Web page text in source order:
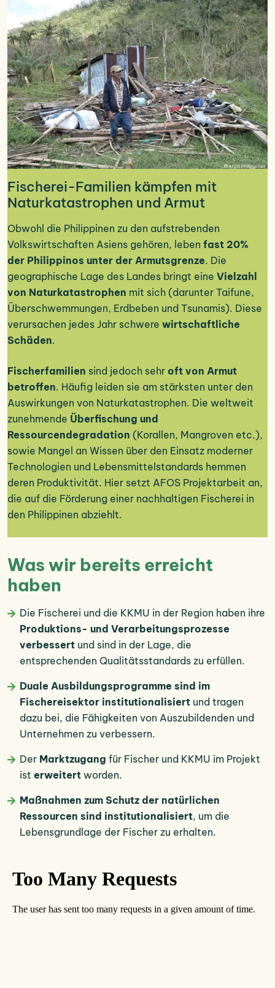
Fischerei-Familien kämpfen mit
Naturkatastrophen und Armut
Obwohl die Philippinen zu den aufstrebenden
Volkswirtschaften Asiens gehören, leben fast 20%
der Philippinos unter der Armutsgrenze. Die
geographische Lage des Landes bringt eine Vielzahl
von Naturkatastrophen mit sich (darunter Taifune,
Überschwemmungen, Erdbeben und Tsunamis). Diese
verursachen jedes Jahr schwere wirtschaftliche
Schäden.
Fischerfamilien sind jedoch sehr oft von Armut
betroffen. Häufig leiden sie am stärksten unter den
Auswirkungen von Naturkatastrophen. Die weltweit
zunehmende Überfischung und
Ressourcendegradation (Korallen, Mangroven etc.),
sowie Mangel an Wissen über den Einsatz moderner
Technologien und Lebensmittelstandards hemmen
deren Produktivität. Hier setzt AFOS Projektarbeit an,
die auf die Förderung einer nachhaltigen Fischerei in
den Philippinen abziehlt.
Was wir bereits erreicht
haben
Die Fischerei und die KKMU in der Region haben ihre
Produktions- und Verarbeitungsprozesse
verbessert und sind in der Lage, die
entsprechenden Qualitätsstandards zu erfüllen.
Duale Ausbildungsprogramme sind im
Fischereisektor institutionalisiert und tragen
dazu bei, die Fähigkeiten von Auszubildenden und
Unternehmen zu verbessern.
Der Marktzugang für Fischer und KKMU im Projekt
ist erweitert worden.
Maßnahmen zum Schutz der natürlichen
Ressourcen sind institutionalisiert, um die
Lebensgrundlage der Fischer zu erhalten.